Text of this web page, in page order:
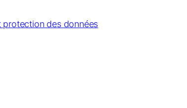
des données